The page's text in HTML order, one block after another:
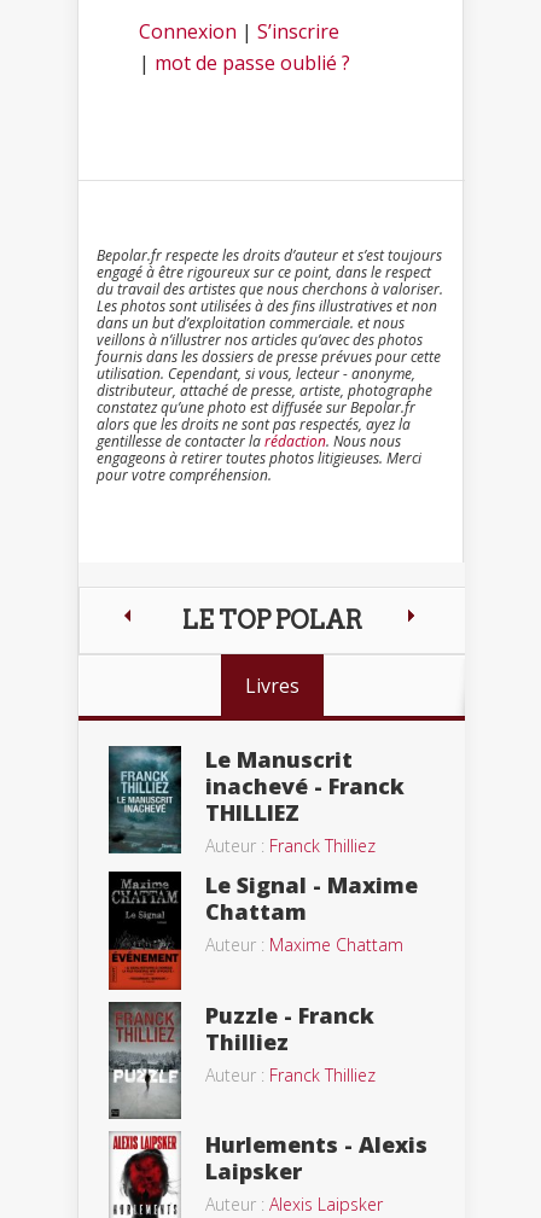
Connexion | S’inscrire
| mot de passe oublié ?
Bepolar.fr respecte les droits d’auteur et s’est toujours
engagé à être rigoureux sur ce point, dans le respect
du travail des artistes que nous cherchons à valoriser.
Les photos sont utilisées à des fins illustratives et non
dans un but d’exploitation commerciale. et nous
veillons à n’illustrer nos articles qu’avec des photos
fournis dans les dossiers de presse prévues pour cette
utilisation. Cependant, si vous, lecteur - anonyme,
distributeur, attaché de presse, artiste, photographe
constatez qu’une photo est diffusée sur Bepolar.fr
alors que les droits ne sont pas respectés, ayez la
gentillesse de contacter larédaction. Nous nous
engageons à retirer toutes photos litigieuses. Merci
pour votre compréhension.
LE TOP POLAR
Livres
Le Manuscrit
inachevé - Franck
THILLIEZ
Auteur : Franck Thilliez
Le Signal - Maxime
Chattam
Auteur : Maxime Chattam
Puzzle - Franck
Thilliez
Auteur : Franck Thilliez
Hurlements - Alexis
Laipsker
Auteur : Alexis Laipsker